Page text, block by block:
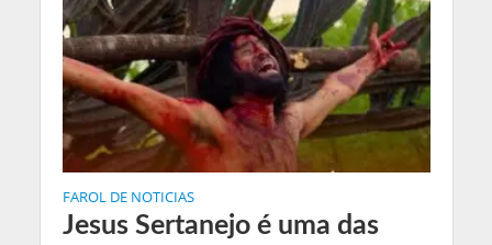
FAROL DE NOTICIAS
Jesus Sertanejo é uma das